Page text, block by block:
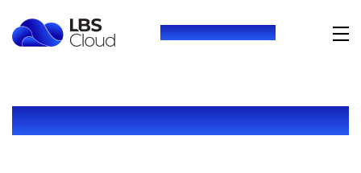
+380 (93) 264 76 42
BLOG